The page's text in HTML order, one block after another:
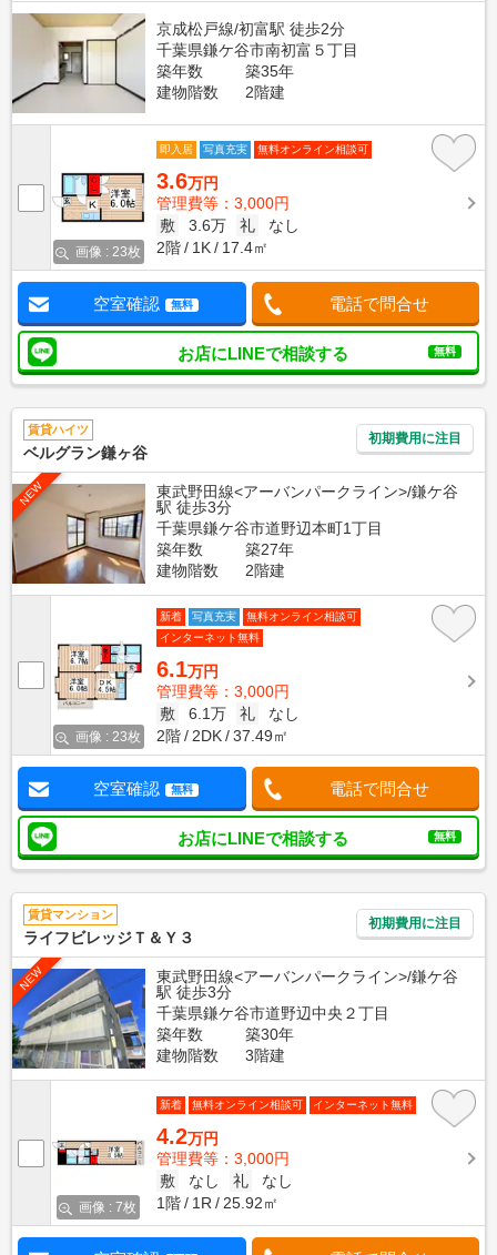
京成松戸線/初富駅 徒歩2分
千葉県鎌ケ谷市南初富５丁目
築年数
築35年
建物階数
2階建
画像 : 23枚
即入居 写真充実 無料オンライン相談可
3.6万円
管理費等：3,000円
敷
3.6万 礼
なし
2階
1K 17.4㎡
空室確認 無料 電話で問合せ
お店にLINEで相談する 無料
賃貸ハイツ
ベルグラン鎌ヶ谷
初期費用に注目
NEW
東武野田線<アーバンパークライン>/鎌ケ谷
駅 徒歩3分
千葉県鎌ケ谷市道野辺本町1丁目
築年数
築27年
建物階数
2階建
画像 : 23枚
新着 写真充実
無料オンライン相談可
インターネット無料
6.1万円
管理費等：3,000円
敷
6.1万 礼
なし
2階
2DK 37.49㎡
空室確認 無料 電話で問合せ
お店にLINEで相談する 無料
賃貸マンション
ライフビレッジＴ＆Ｙ３
初期費用に注目
NEW
東武野田線<アーバンパークライン>/鎌ケ谷
駅 徒歩3分
千葉県鎌ケ谷市道野辺中央２丁目
築年数
築30年
建物階数
3階建
画像 : 7枚
新着 無料オンライン相談可 インターネット無料
4.2万円
管理費等：3,000円
敷
なし 礼
なし
1階
1R 25.92㎡